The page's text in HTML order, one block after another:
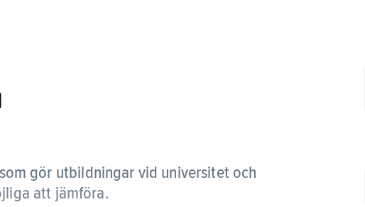
gör utbildningar vid universitet och
att jämföra.